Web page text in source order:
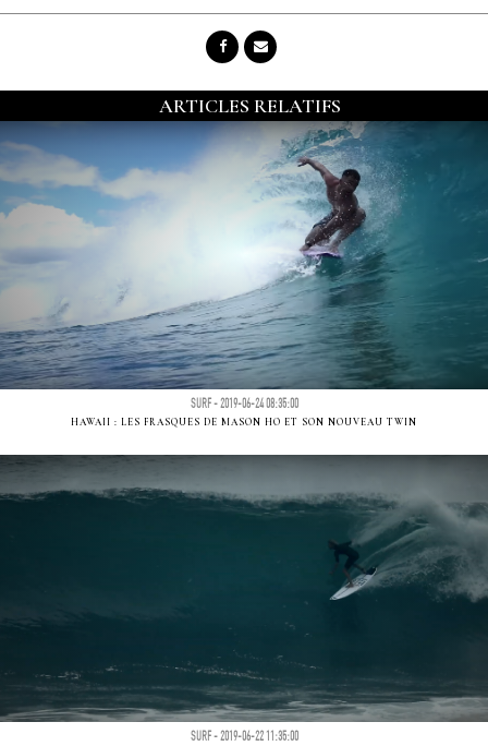
ARTICLES RELATIFS
SURF - 2019-06-24 08:35:00
HAWAII : LES FRASQUES DE MASON HO ET SON NOUVEAU TWIN
SURF - 2019-06-22 11:35:00